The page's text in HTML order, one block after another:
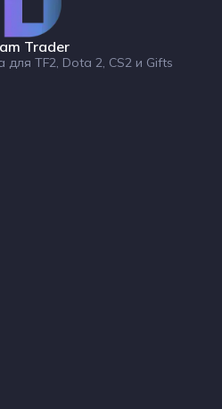
Trader
TF2, Dota 2, CS2 и Gifts